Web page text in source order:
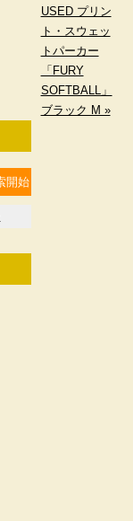
USED プリン
ト・スウェッ
トパーカー
「FURY
SOFTBALL」
ブラック M »